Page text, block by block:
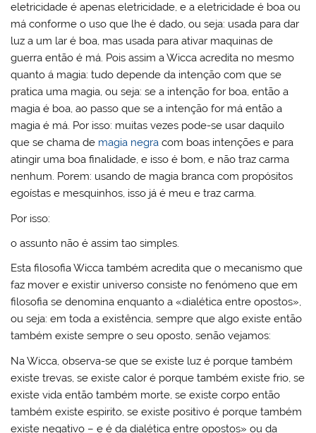
eletricidade é apenas eletricidade, e a eletricidade é boa ou
má conforme o uso que lhe é dado, ou seja: usada para dar
luz a um lar é boa, mas usada para ativar maquinas de
guerra então é má. Pois assim a Wicca acredita no mesmo
quanto á magia: tudo depende da intenção com que se
pratica uma magia, ou seja: se a intenção for boa, então a
magia é boa, ao passo que se a intenção for má então a
magia é má. Por isso: muitas vezes pode-se usar daquilo
que se chama de magia negra com boas intenções e para
atingir uma boa finalidade, e isso é bom, e não traz carma
nenhum. Porem: usando de magia branca com propósitos
egoístas e mesquinhos, isso já é meu e traz carma.
Por isso:
o assunto não é assim tao simples.
Esta filosofia Wicca também acredita que o mecanismo que
faz mover e existir universo consiste no fenómeno que em
filosofia se denomina enquanto a «dialética entre opostos»,
ou seja: em toda a existência, sempre que algo existe então
também existe sempre o seu oposto, senão vejamos:
Na Wicca, observa-se que se existe luz é porque também
existe trevas, se existe calor é porque também existe frio, se
existe vida então também morte, se existe corpo então
também existe espirito, se existe positivo é porque também
existe negativo – e é da dialética entre opostos» ou da